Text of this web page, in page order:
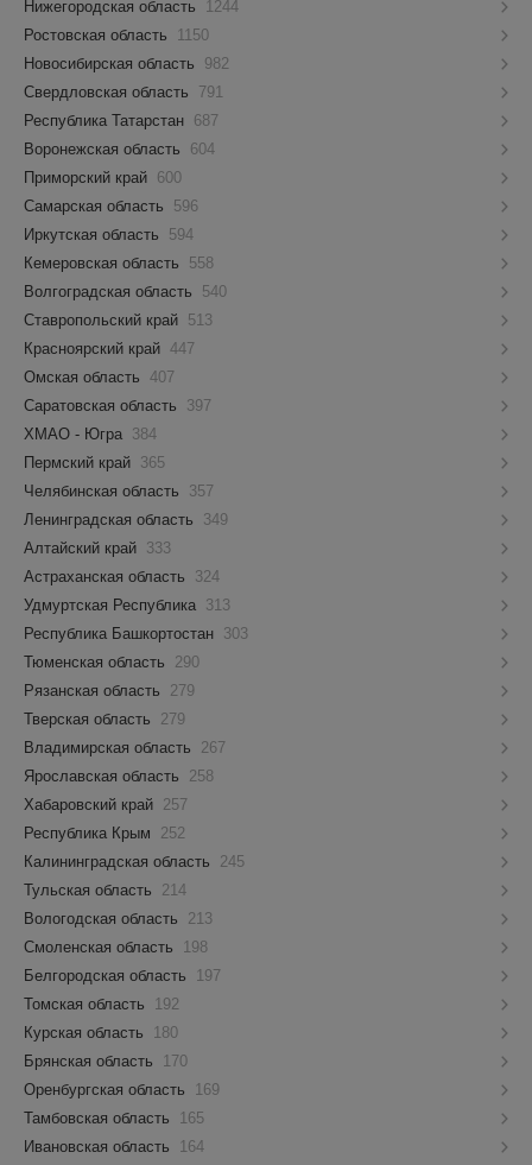
Нижегородская область
1244
Ростовская область
1150
Новосибирская область
982
Свердловская область
791
Республика Татарстан 687
Воронежская область
604
Приморский край 600
Самарская область
596
Иркутская область
594
Кемеровская область
558
Волгоградская область
540
Ставропольский край 513
Красноярский край 447
Омская область 407
Саратовская область
397
ХМАО - Югра 384
Пермский край 365
Челябинская область
357
Ленинградская область
349
Алтайский край 333
Астраханская область
324
Удмуртская Республика 313
Республика Башкортостан 303
Тюменская область
290
Рязанская область
279
Тверская область
279
Владимирская область
267
Ярославская область
258
Хабаровский край 257
Республика Крым
252
Калининградская область
245
Тульская область
214
Вологодская область
213
Смоленская область
198
Белгородская область
197
Томская область
192
Курская область
180
Брянская область
170
Оренбургская область
169
Тамбовская область
165
Ивановская область
164